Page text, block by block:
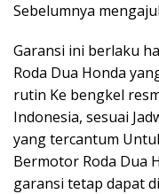
Sebelumnya
Garansi ini berlaku
Roda Dua Honda
rutin Ke bengkel
Indonesia, sesuai
yang tercantum
Bermotor Roda Dua
garansi tetap dapat